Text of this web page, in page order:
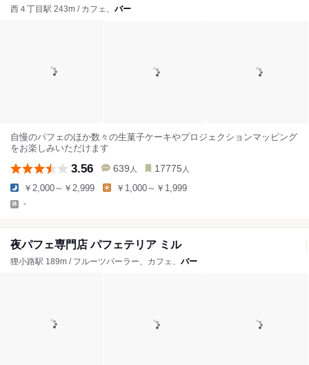
西４丁目駅 243m / カフェ、 バー
自慢のパフェのほか数々の生菓子ケーキやプロジェクションマッピング
をお楽しみいただけます
3.56 639 人 17775 人
￥2,000～￥2,999 ￥1,000～￥1,999
-
夜パフェ専門店 パフェテリア ミル
狸小路駅 189m / フルーツパーラー、カフェ、 バー